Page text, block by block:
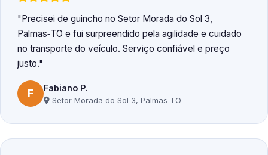
Precisei de guincho no Setor Morada do Sol 3,
Palmas‑TO e fui surpreendido pela agilidade e cuidado
no transporte do veículo. Serviço confiável e preço
justo.
F Fabiano P.
Setor Morada do Sol 3, Palmas‑TO